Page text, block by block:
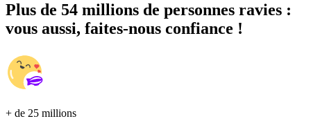
Plus de 54 millions de personnes ravies :
vous aussi, faites-nous confiance !
+ de 25 millions